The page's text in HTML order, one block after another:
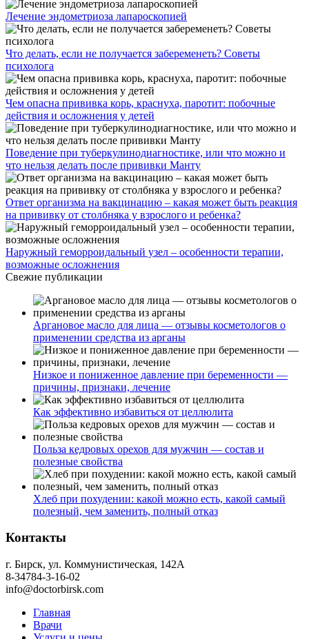
Лечение эндометриоза лапароскопией
Что делать, если не получается забеременеть? Советы
психолога
Чем опасна прививка корь, краснуха, паротит: побочные
действия и осложнения у детей
Поведение при туберкулинодиагностике, или что можно и
что нельзя делать после прививки Манту
Ответ организма на вакцинацию – какая может быть реакция
на прививку от столбняка у взрослого и ребенка?
Наружный геморроидальный узел – особенности терапии,
возможные осложнения
Свежие публикации
Аргановое масло для лица — отзывы косметологов о
применении средства из арганы
Низкое и пониженное давление при беременности —
причины, признаки, лечение
Как эффективно избавиться от целлюлита
Польза кедровых орехов для мужчин — состав и
полезные свойства
Хлеб при похудении: какой можно есть, какой самый
полезный, чем заменить, полный отказ
Контакты
г. Бирск, ул. Коммунистическая, 142А
8-34784-3-16-02
info@doctorbirsk.com
Главная
Врачи